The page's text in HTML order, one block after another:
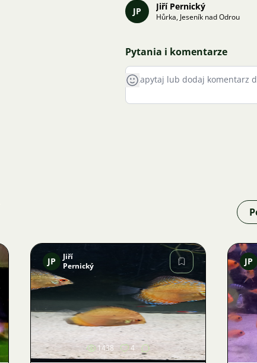
JP Jiří Pernický
Hůrka, Jeseník nad Odrou
Pytania i komentarze
Zdjęcie
JP
Jiří
Pernický
1438 4
JP